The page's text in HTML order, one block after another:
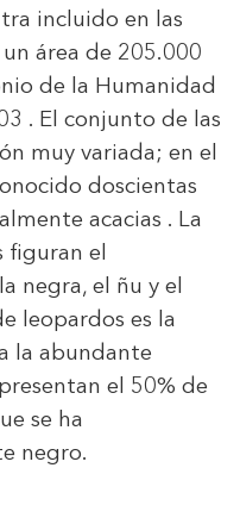
incluido en las
área de 205.000
de la Humanidad
. El conjunto de las
muy variada; en el
doscientas
acacias . La
figuran el
negra, el ñu y el
leopardos es la
la abundante
el 50% de
se ha
negro.